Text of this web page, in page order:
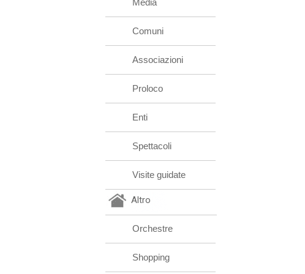
Media
Comuni
Associazioni
Proloco
Enti
Spettacoli
Visite guidate
Altro
Orchestre
Shopping